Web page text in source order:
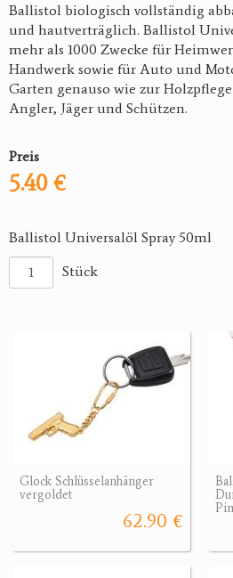
Ballistol biologisch vollständig
und hautverträglich. Ballistol
mehr als 1000 Zwecke für
Handwerk sowie für Auto und
Garten genauso wie zur
Angler, Jäger und Schützen.
Preis
5.40 €
Ballistol Universalöl Spray 50ml
Stück
Glock Schlüsselanhänger
vergoldet
62.90 €